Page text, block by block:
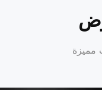
مميزة